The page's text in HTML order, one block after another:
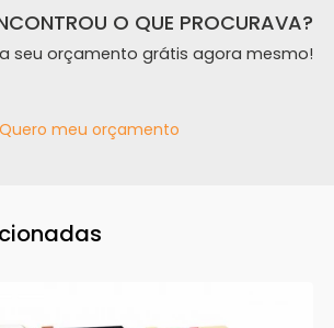
O QUE PROCURAVA?
seu orçamento grátis agora mesmo!
Quero meu orçamento